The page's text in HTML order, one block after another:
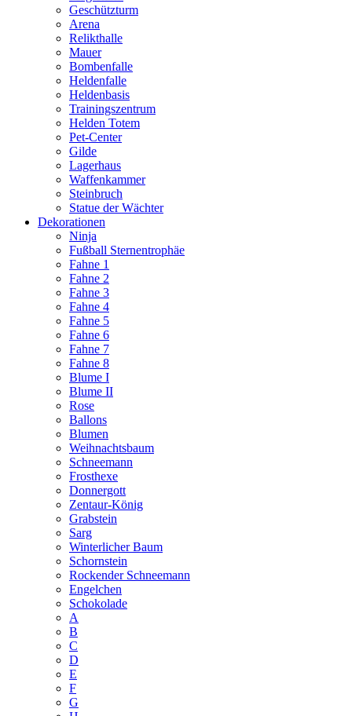
Geschützturm
Arena
Relikthalle
Mauer
Bombenfalle
Heldenfalle
Heldenbasis
Trainingszentrum
Helden Totem
Pet-Center
Gilde
Lagerhaus
Waffenkammer
Steinbruch
Statue der Wächter
Dekorationen
Ninja
Fußball Sternentrophäe
Fahne 1
Fahne 2
Fahne 3
Fahne 4
Fahne 5
Fahne 6
Fahne 7
Fahne 8
Blume I
Blume II
Rose
Ballons
Blumen
Weihnachtsbaum
Schneemann
Frosthexe
Donnergott
Zentaur-König
Grabstein
Sarg
Winterlicher Baum
Schornstein
Rockender Schneemann
Engelchen
Schokolade
A
B
C
D
E
F
G